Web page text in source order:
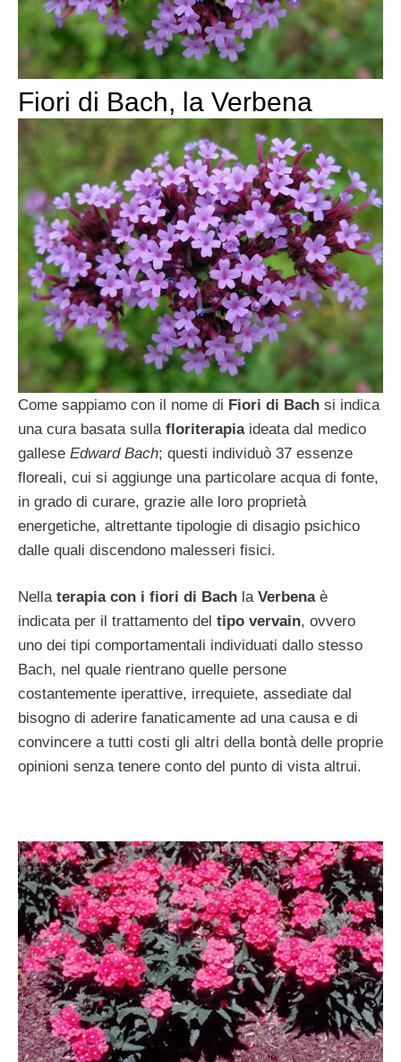
Fiori di Bach, la Verbena
Come sappiamo con il nome di Fiori di Bach si indica
una cura basata sulla floriterapiaideata dal medico
gallese Edward Bach; questi individuò 37 essenze
floreali, cui si aggiunge una particolare acqua di fonte,
in grado di curare, grazie alle loro proprietà
energetiche, altrettante tipologie di disagio psichico
dalle quali discendono malesseri fisici.
Nella terapia con i fiori di Bach la Verbenaè
indicata per il trattamento del tipo vervain, ovvero
uno dei tipi comportamentali individuati dallo stesso
Bach, nel quale rientrano quelle persone
costantemente iperattive, irrequiete, assediate dal
bisogno di aderire fanaticamente ad una causa e di
convincere a tutti costi gli altri della bontà delle proprie
opinioni senza tenere conto del punto di vista altrui.